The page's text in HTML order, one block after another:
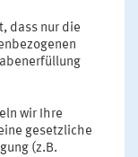
dass nur die
wir Ihre
gesetzliche
(z.B.